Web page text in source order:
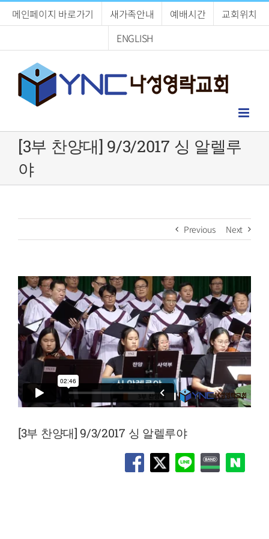
메인페이지 바로가기 새가족안내 예배시간
교회위치
ENGLISH
[3부 찬양대] 9/3/2017 싱 알렐루
야
Previous Next
[3부 찬양대] 9/3/2017 싱 알렐루야